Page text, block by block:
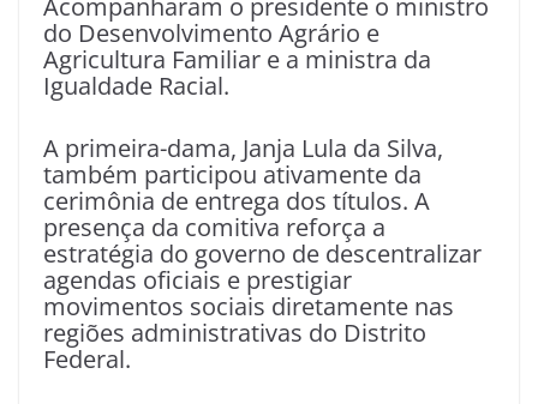
Acompanharam o presidente o ministro
do Desenvolvimento Agrário e
Agricultura Familiar e a ministra da
Igualdade Racial.
A primeira-dama, Janja Lula da Silva,
também participou ativamente da
cerimônia de entrega dos títulos. A
presença da comitiva reforça a
estratégia do governo de descentralizar
agendas oficiais e prestigiar
movimentos sociais diretamente nas
regiões administrativas do Distrito
Federal.